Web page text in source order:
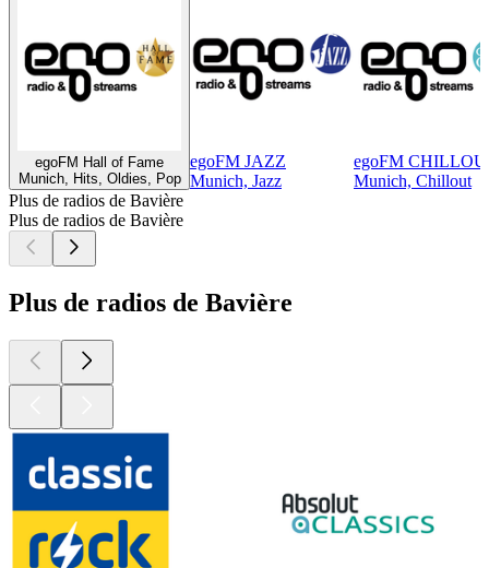
egoFM Hall of Fame
Munich, Hits, Oldies, Pop
egoFM JAZZ
Munich, Jazz
egoFM
Munich, Chillout
Plus de radios de Bavière
Plus de radios de Bavière
Plus de radios de Bavière